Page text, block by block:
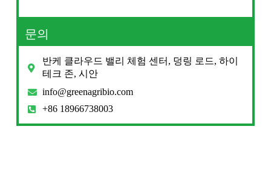
문의
반케 클라우드 밸리 체험 센터, 덩링 로드, 하이
테크 존, 시안
info@greenagribio.com
+86 18966738003